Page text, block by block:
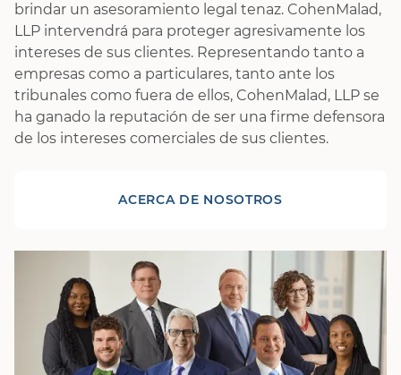
brindar un asesoramiento legal tenaz. CohenMalad,
LLP intervendrá para proteger agresivamente los
intereses de sus clientes. Representando tanto a
empresas como a particulares, tanto ante los
tribunales como fuera de ellos, CohenMalad, LLP se
ha ganado la reputación de ser una firme defensora
de los intereses comerciales de sus clientes.
ACERCA DE NOSOTROS